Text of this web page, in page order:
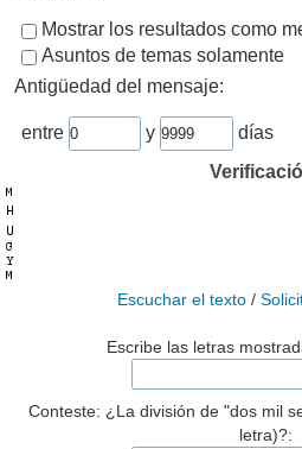
Mostrar los resultados como
Asuntos de temas solamente
Antigüedad del mensaje:
entre y
días
Escuchar el texto/
Escribe las letras
Conteste: ¿La división de "dos mil
letra)?: